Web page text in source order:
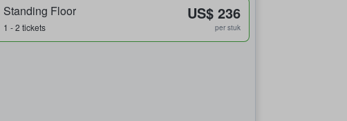
Standing Floor
1 - 2 tickets
US$ 236
per stuk